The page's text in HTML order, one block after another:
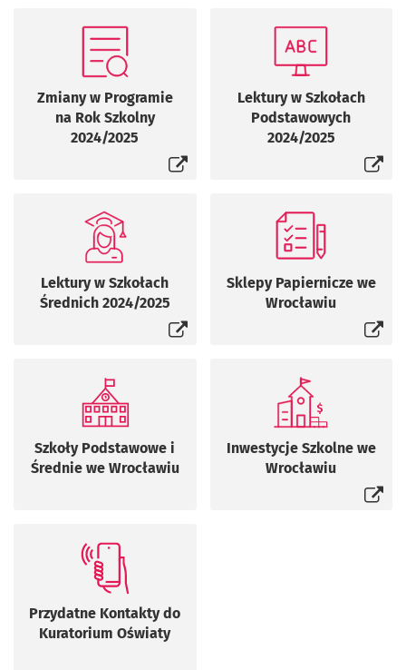
Zmiany w Programie
na Rok Szkolny
2024/2025
Otworzy się w nowej karcieLektury w Szkołach
Podstawowych
2024/2025
Otworzy się w
Lektury w Szkołach
Średnich 2024/2025
Sklepy Papiernicze we
Wrocławiu
Szkoły Podstawowe i
Średnie we Wrocławiu
Inwestycje Szkolne we
Wrocławiu
Przydatne Kontakty do
Kuratorium Oświaty